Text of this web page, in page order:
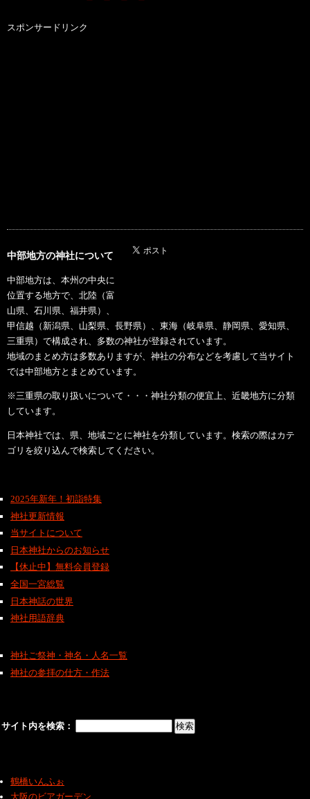
スポンサードリンク
中部地方の神社について
中部地方は、本州の中央に
位置する地方で、北陸（富
山県、石川県、福井県）、
甲信越（新潟県、山梨県、長野県）、東海（岐阜県、静岡県、愛知県、
三重県）で構成され、多数の神社が登録されています。
地域のまとめ方は多数ありますが、神社の分布などを考慮して当サイト
では中部地方とまとめています。
※三重県の取り扱いについて・・・神社分類の便宜上、近畿地方に分類
しています。
日本神社では、県、地域ごとに神社を分類しています。検索の際はカテ
ゴリを絞り込んで検索してください。
2025年新年！初詣特集
神社更新情報
当サイトについて
日本神社からのお知らせ
【休止中】無料会員登録
全国一宮総覧
日本神話の世界
神社用語辞典
神社ご祭神・神名・人名一覧
神社の参拝の仕方・作法
サイト内を検索：
鶴橋いんふぉ
大阪のビアガーデン